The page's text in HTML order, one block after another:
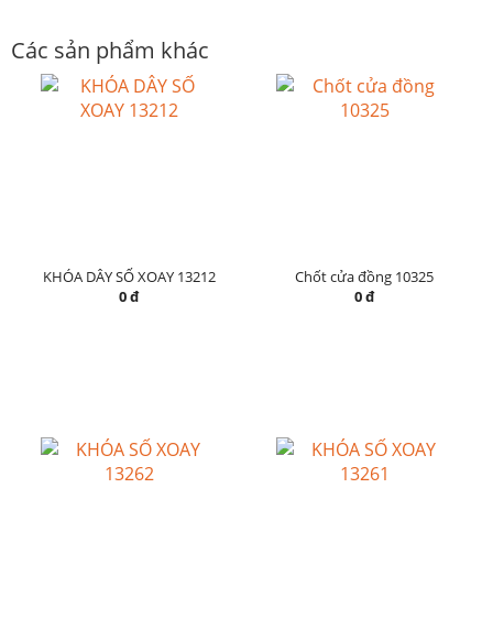
Các sản phẩm khác
KHÓA DÂY SỐ XOAY 13212
0 đ
Chốt cửa đồng 10325
0 đ